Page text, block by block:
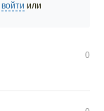
войти или
0